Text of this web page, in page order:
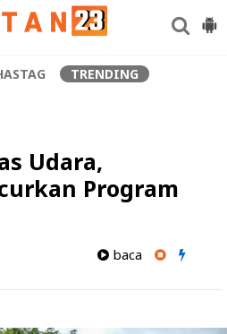
TRENDING
Udara,
Program
baca